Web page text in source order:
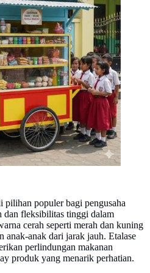
populer bagi pengusaha
dan fleksibilitas tinggi dalam
cerah seperti merah dan kuning
anak-anak dari jarak jauh. Etalase
perlindungan makanan
produk yang menarik perhatian.